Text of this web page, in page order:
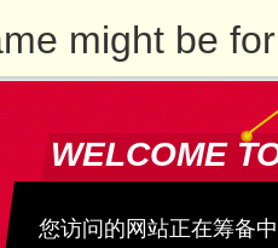
might be
WELCOME
您访问的网站正在筹备